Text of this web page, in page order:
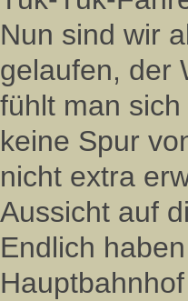
Nun sind wir
gelaufen, der
fühlt man
keine Spur
nicht extra
Aussicht auf
Endlich